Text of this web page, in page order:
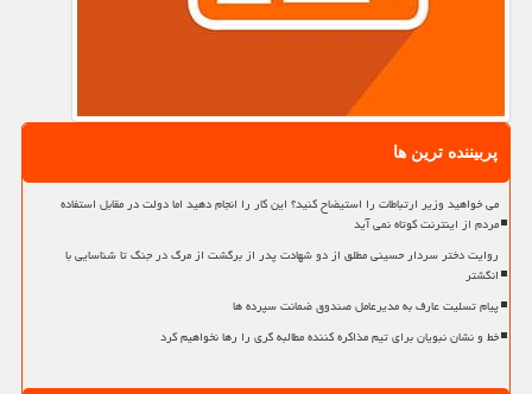
پربیننده ترین ها
می خواهید وزیر ارتباطات را استیضاح کنید؟ این کار را انجام دهید اما دولت در مقابل استفاده
مردم از اینترنت کوتاه نمی آید
روایت دختر سردار حسینی مطلق از دو شهادت پدر از برگشت از مرگ در جنگ تا شناسایی با
انگشتر
پیام تسلیت عارف به مدیرعامل صندوق ضمانت سپرده ها
خط و نشان نبویان برای تیم مذاکره کننده مطالبه گری را رها نخواهیم کرد